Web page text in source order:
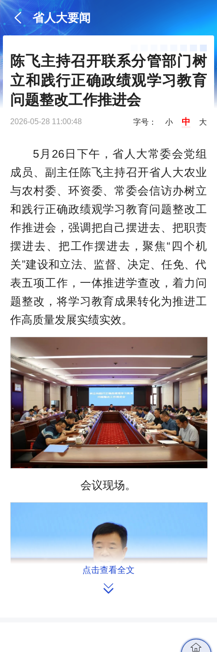
省人大要闻
陈飞主持召开联系分管部门树
立和践行正确政绩观学习教育
问题整改工作推进会
2026-05-28 11:00:48 字号： 小 中 大
5月26日下午，省人大常委会党组
成员、副主任陈飞主持召开省人大农业
与农村委、环资委、常委会信访办树立
和践行正确政绩观学习教育问题整改工
作推进会，强调把自己摆进去、把职责
摆进去、把工作摆进去，聚焦“四个机
关”建设和立法、监督、决定、任免、代
表五项工作，一体推进学查改，着力问
题整改，将学习教育成果转化为推进工
作高质量发展实绩实效。
会议现场。
点击查看全文
